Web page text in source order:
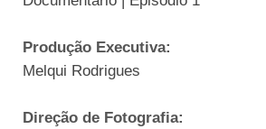
Produção Executiva:
Melqui Rodrigues
Direção de Fotografia: